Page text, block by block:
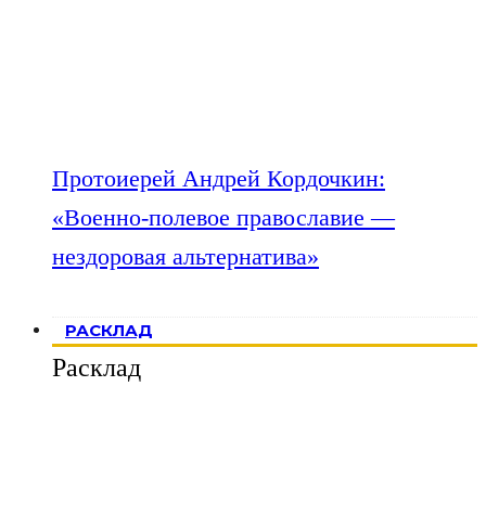
Протоиерей Андрей Кордочкин:
«Военно-полевое православие —
нездоровая альтернатива»
РАСКЛАД
Расклад